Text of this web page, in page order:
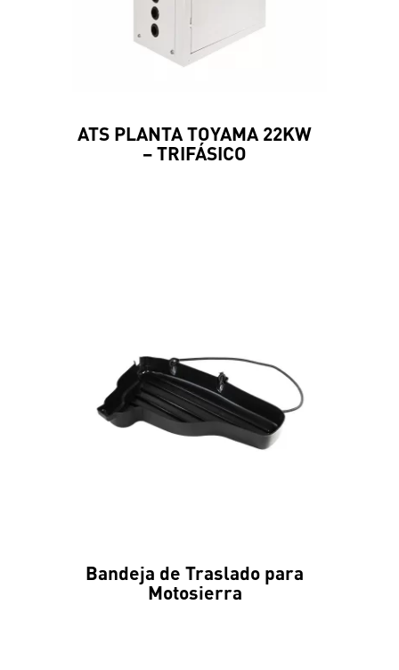
ATS PLANTA TOYAMA 22KW
– TRIFÁSICO
Bandeja de Traslado para
Motosierra